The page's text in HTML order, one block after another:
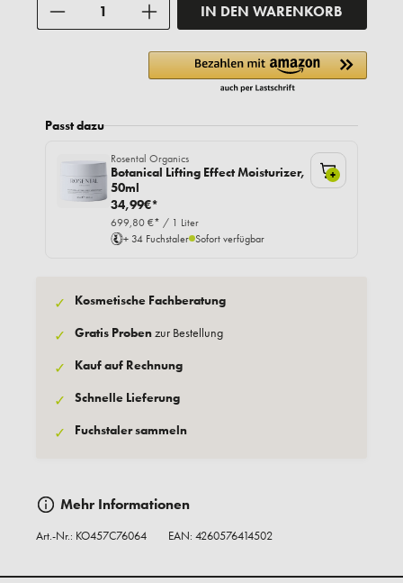
IN DEN WARENKORB
Passt dazu
Rosental Organics
Botanical Lifting Effect Moisturizer,
50ml
34,99€*
699,80 €* / 1 Liter
+ 34 Fuchstaler Sofort verfügbar
+
✓ Kosmetische Fachberatung
✓ Gratis Probenzur Bestellung
✓ Kauf auf Rechnung
✓ Schnelle Lieferung
✓ Fuchstaler sammeln
Mehr Informationen
Art.-Nr.: KO457C76064 EAN: 4260576414502